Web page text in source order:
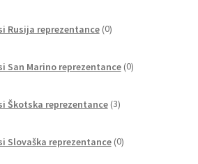
Rusija reprezentance 0izdelkov
San Marino reprezentance 0izdelkov
Škotska reprezentance 3izdelki
Slovaška reprezentance 0izdelkov